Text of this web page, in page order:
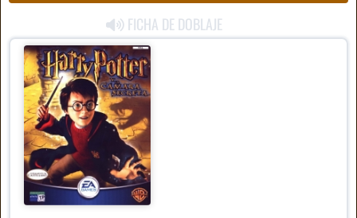
FICHA DE DOBLAJE